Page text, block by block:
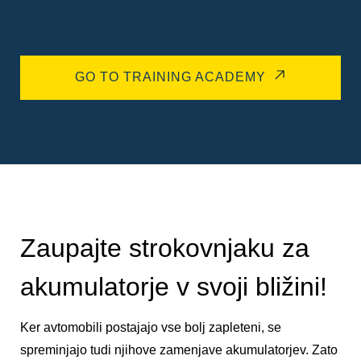
GO TO TRAINING ACADEMY
Zaupajte strokovnjaku za
akumulatorje v svoji bližini!
Ker avtomobili postajajo vse bolj zapleteni, se
spreminjajo tudi njihove zamenjave akumulatorjev. Zato